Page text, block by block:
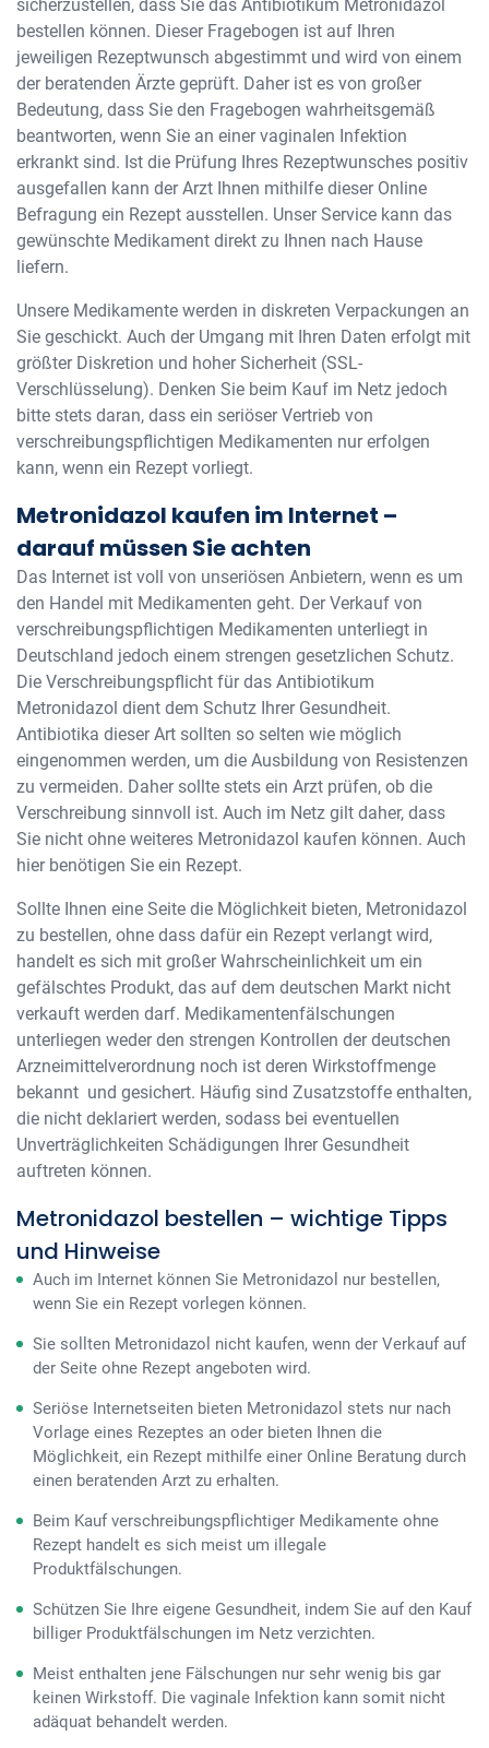
sicherzustellen, dass Sie das Antibiotikum Metronidazol
bestellen können. Dieser Fragebogen ist auf Ihren
jeweiligen Rezeptwunsch abgestimmt und wird von einem
der beratenden Ärzte geprüft. Daher ist es von großer
Bedeutung, dass Sie den Fragebogen wahrheitsgemäß
beantworten, wenn Sie an einer vaginalen Infektion
erkrankt sind. Ist die Prüfung Ihres Rezeptwunsches positiv
ausgefallen kann der Arzt Ihnen mithilfe dieser Online
Befragung ein Rezept ausstellen. Unser Service kann das
gewünschte Medikament direkt zu Ihnen nach Hause
liefern.
Unsere Medikamente werden in diskreten Verpackungen an
Sie geschickt. Auch der Umgang mit Ihren Daten erfolgt mit
größter Diskretion und hoher Sicherheit (SSL-
Verschlüsselung). Denken Sie beim Kauf im Netz jedoch
bitte stets daran, dass ein seriöser Vertrieb von
verschreibungspflichtigen Medikamenten nur erfolgen
kann, wenn ein Rezept vorliegt.
Metronidazol kaufen im Internet –
darauf müssen Sie achten
Das Internet ist voll von unseriösen Anbietern, wenn es um
den Handel mit Medikamenten geht. Der Verkauf von
verschreibungspflichtigen Medikamenten unterliegt in
Deutschland jedoch einem strengen gesetzlichen Schutz.
Die Verschreibungspflicht für das Antibiotikum
Metronidazol dient dem Schutz Ihrer Gesundheit.
Antibiotika dieser Art sollten so selten wie möglich
eingenommen werden, um die Ausbildung von Resistenzen
zu vermeiden. Daher sollte stets ein Arzt prüfen, ob die
Verschreibung sinnvoll ist. Auch im Netz gilt daher, dass
Sie nicht ohne weiteres Metronidazol kaufen können. Auch
hier benötigen Sie ein Rezept.
Sollte Ihnen eine Seite die Möglichkeit bieten, Metronidazol
zu bestellen, ohne dass dafür ein Rezept verlangt wird,
handelt es sich mit großer Wahrscheinlichkeit um ein
gefälschtes Produkt, das auf dem deutschen Markt nicht
verkauft werden darf. Medikamentenfälschungen
unterliegen weder den strengen Kontrollen der deutschen
Arzneimittelverordnung noch ist deren Wirkstoffmenge
bekannt und gesichert. Häufig sind Zusatzstoffe enthalten,
die nicht deklariert werden, sodass bei eventuellen
Unverträglichkeiten Schädigungen Ihrer Gesundheit
auftreten können.
Metronidazol bestellen – wichtige Tipps
und Hinweise
Auch im Internet können Sie Metronidazol nur bestellen,
wenn Sie ein Rezept vorlegen können.
Sie sollten Metronidazol nicht kaufen, wenn der Verkauf auf
der Seite ohne Rezept angeboten wird.
Seriöse Internetseiten bieten Metronidazol stets nur nach
Vorlage eines Rezeptes an oder bieten Ihnen die
Möglichkeit, ein Rezept mithilfe einer Online Beratung durch
einen beratenden Arzt zu erhalten.
Beim Kauf verschreibungspflichtiger Medikamente ohne
Rezept handelt es sich meist um illegale
Produktfälschungen.
Schützen Sie Ihre eigene Gesundheit, indem Sie auf den Kauf
billiger Produktfälschungen im Netz verzichten.
Meist enthalten jene Fälschungen nur sehr wenig bis gar
keinen Wirkstoff. Die vaginale Infektion kann somit nicht
adäquat behandelt werden.